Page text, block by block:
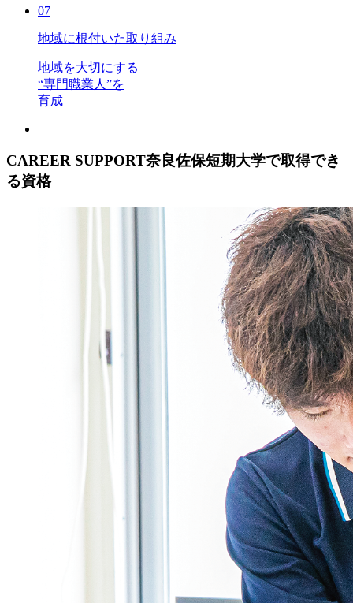
07
地域に根付いた取り組み
地域を大切にする
“専門職業人”を
育成
CAREER SUPPORT奈良佐保短期大学で取得でき
る資格